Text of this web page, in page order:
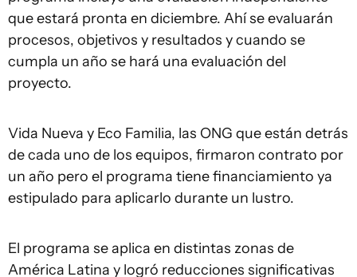
que estará pronta en diciembre. Ahí se evaluarán
procesos, objetivos y resultados y cuando se
cumpla un año se hará una evaluación del
proyecto.
Vida Nueva y Eco Familia, las ONG que están detrás
de cada uno de los equipos, firmaron contrato por
un año pero el programa tiene financiamiento ya
estipulado para aplicarlo durante un lustro.
El programa se aplica en distintas zonas de
América Latina y logró reducciones significativas